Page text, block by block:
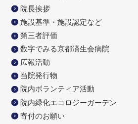
院長挨拶
施設基準・施設認定など
第三者評価
数字でみる京都済生会病院
広報活動
当院発行物
院内ボランティア活動
院内緑化エコロジーガーデン
寄付のお願い